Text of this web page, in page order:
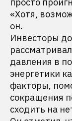
«Хотя,
он.
Инвесторы
давления в
энергетики
факторы,
сокращения
сходить на